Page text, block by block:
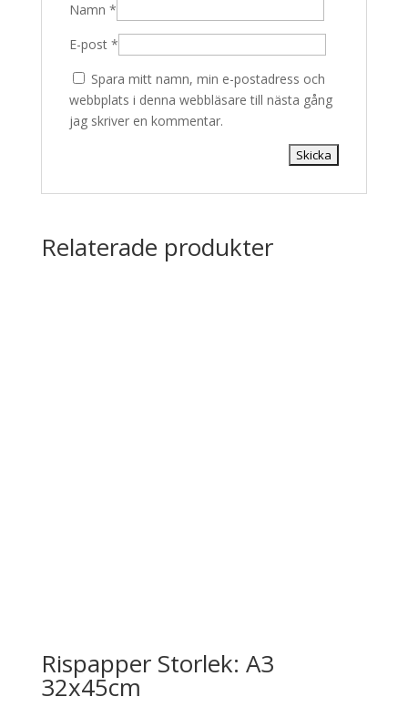
Namn *
E-post *
Spara mitt namn, min e-postadress och
webbplats i denna webbläsare till nästa gång
jag skriver en kommentar.
Relaterade produkter
Rispapper Storlek: A3
32x45cm